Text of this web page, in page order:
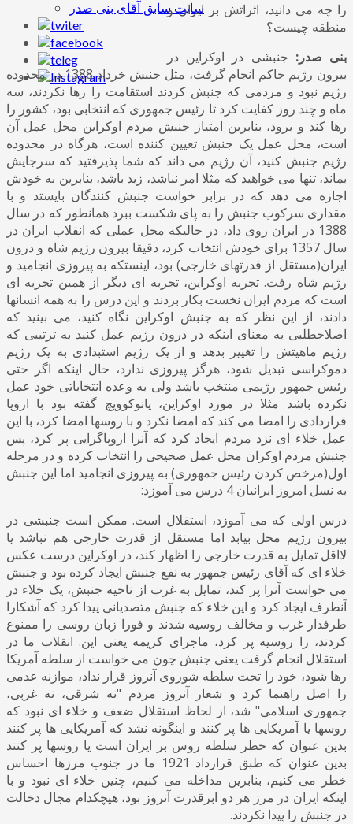
سایت سابق آقای بنی صدررا چه می دانید، اثراتش بر ایران و
منطقه چیست؟
بنی صدر: جنبشی در اوکراین در
بیرون رژیم حاکم انجام گرفت، مثل جنبش خرداد 1388 در محدوده
رژیم نبود و مردمی که جنبش کردند استقامت را رها نکردند، سه
ماه و چند روز کفایت کرد تا رئیس جمهوری که انتخابی بود، کشور را
رها کند و برود، بنابرین امتیاز جنبش مردم اوکراین محل عمل آن
است، محل عمل یک جنبش تعیین کننده است، هرگاه در محدوده
رژیم جنبش کنید، آن رژیم می داند که شما پذیرفتید که سرجایش
بماند، تنها می خواهید که مثلا امر نباشد، زید باشد، بنابرین به خودش
اجازه می دهد که در برابر خواست جنبش کنندگان بایستد و با
مقداری سرکوب جنبش را به پای شکست ببرد همانطور که در سال
1388 در ایران روی داد، در حالیکه محل عملی که انقلاب ایران در
سال 1357 برای خودش انتخاب کرد، دقیقا بیرون رژیم شاه و درون
ایران(مستقل از قدرتهای خارجی) بود، اینستکه به پیروزی انجامید و
رژیم شاه رفت. تجربه اوکراین، تجربه ای دیگر از همین تجربه ای
است که مردم ایران نخست بکار بردند و این درس را به همه انسانها
دادند، از این نظر که به جنبش اوکراین نگاه کنید، می بینید که
اصلاحطلبی به معنای اینکه در درون رژیم عمل کنید به ترتیبی که
رژیم ماهیتش را تغییر بدهد و از یک رژیم استبدادی به یک رژیم
دموکراسی تبدیل شود، هرگز پیروزی ندارد، حال اینکه اگر حتی
رئیس جمهور رژیمی منتخب باشد ولی به وعده انتخاباتی خود عمل
نکرده باشد مثلا در مورد اوکراین، یانوکوویچ گفته بود با اروپا
قراردادی را امضا می کند که امضا نکرد و با روسها امضا کرد، با این
عمل خلاء ای نزد مردم ایجاد کرد که آنرا اروپاگرایی پر کرد، پس
جنبش مردم اوکران محل عمل صحیحی را انتخاب کرده و در مرحله
اول(مرخص کردن رئیس جمهوری) به پیروزی انجامید اما این جنبش
به نسل امروز ایرانیان 4 درس می آموزد:
درس اولی که می آموزد، استقلال است. ممکن است جنبشی در
بیرون رژیم محل بیابد اما مستقل از قدرت خارجی هم نباشد یا
لااقل تمایل به قدرت خارجی را اظهار کند، در اوکراین درست عکس
خلاء ای که آقای رئیس جمهور به نفع جنبش ایجاد کرده بود و جنبش
می خواست آنرا پر کند، تمایل به غرب از ناحیه جنبش، یک خلاء در
آنطرف ایجاد کرد و این خلاء که جنبش متصدیانی پیدا کرد که آشکارا
طرفدار غرب و مخالف روسیه شدند و فورا زبان روسی را ممنوع
کردند، را روسیه پر کرد، ماجرای کریمه یعنی این. انقلاب ما در
استقلال انجام گرفت یعنی جنبش چون می خواست از سلطه آمریکا
رها شود، خود را تحت سلطه شوروی آنروز قرار نداد، موازنه عدمی
را اصل راهنما کرد و شعار آنروز مردم "نه شرقی، نه غربی،
جمهوری اسلامی" شد، از لحاظ استقلال ضعف و خلاء ای نبود که
روسها یا آمریکایی ها پر کنند و اینگونه نشد که آمریکایی ها پر کنند
بدین عنوان که خطر سلطه روس بر ایران است یا روسها پر کنند
بدین عنوان که طبق قرارداد 1921 ما در جنوب مرزها احساس
خطر می کنیم، بنابرین مداخله می کنیم، چنین خلاء ای نبود و با
اینکه ایران در مرز هر دو ابرقدرت آنروز بود، هیچکدام مجال دخالت
در جنبش را پیدا نکردند.